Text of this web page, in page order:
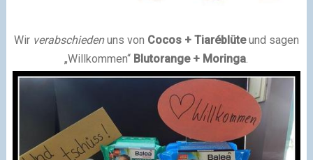
Wir verabschiedenuns von Cocos + Tiaréblüteund sagen
„Willkommen“ Blutorange + Moringa